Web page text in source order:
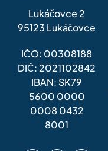
Lukáčovce 2
95123 Lukáčovce
IČO: 00308188
DIČ: 2021102842
IBAN: SK79
5600 0000
0008 0432
8001